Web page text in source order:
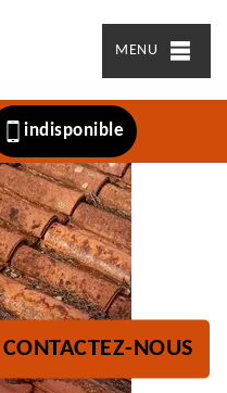
MENU
indisponible
CONTACTEZ-NOUS